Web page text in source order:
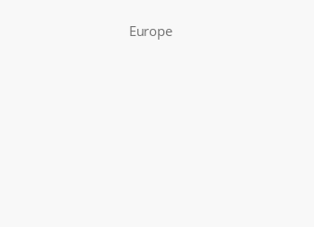
Europe